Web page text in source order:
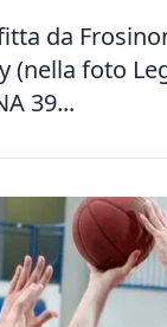
da
(nella foto
39...